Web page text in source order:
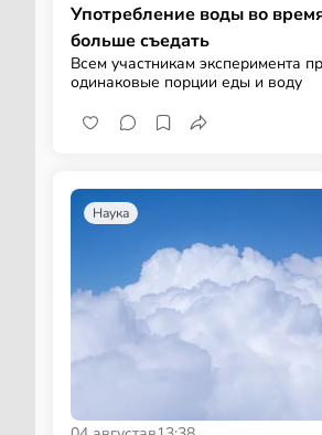
Употребление воды во
больше съедать
Всем участникам эксперимента
одинаковые порции еды и воду
Наука